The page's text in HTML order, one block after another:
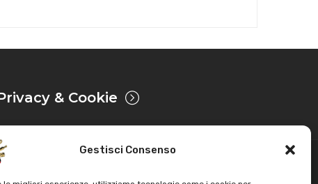
Gestisci Consenso
& Cookie